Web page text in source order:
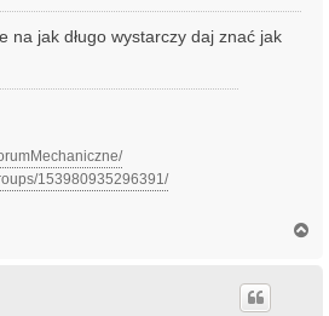
na jak długo wystarczy daj znać jak
153980935296391/